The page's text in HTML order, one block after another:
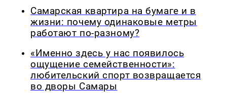
Самарская квартира на бумаге и в
жизни: почему одинаковые метры
работают по-разному?
«Именно здесь у нас появилось
ощущение семейственности»:
любительский спорт возвращается
во дворы Самары